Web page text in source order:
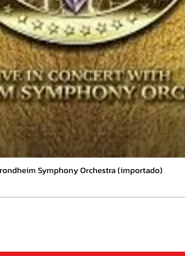
CD 4 -
09.The
CD - 5
Symphony Orchestra (importado)